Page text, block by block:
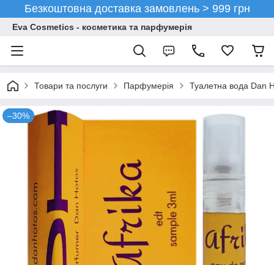
Безкоштовна доставка замовлень > 999 грн
Eva Cosmetics - косметика та парфумерія
Товари та послуги Парфумерія Туалетна вода Dan
–30%